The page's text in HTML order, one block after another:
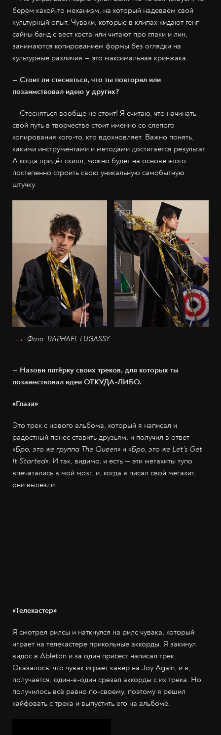
берём какой-то механизм, на который надеваем свой
культурный опыт. Чуваки, которые в клипах кидают генг
сайны банд с вест коста или читают про глаки и лин,
занимаются копированием формы без оглядки на
культурные различия — это максимальная кринжака.
— Стоит ли стесняться, что ты повторил или
позаимствовал идею у других?
— Стесняться вообще не стоит! Я считаю, что начинать
свой путь в творчестве стоит именно со слепого
копирования кого-то, кто вдохновляет. Важно понять,
какими инструментами и методами достигается результат.
А когда придёт скилл, можно будет на основе этого
постепенно строить свою уникальную самобытную
штучку.
Фото: RAPHAËL LUGASSY
— Назови пятёрку своих треков, для которых ты
позаимствовал идеи ОТКУДА-ЛИБО.
«Глаза»
Это трек с нового альбома, который я написал и
радостный понёс ставить друзьям, и получил в ответ
«Бро, это же группа The Queen» и «Бро, это же Let’s Get
It Started». И так, видимо, и есть — эти мегахиты тупо
впечатались в мой мозг, и, когда я писал свой мегахит,
они вылезли.
«Телекастер»
Я смотрел рилсы и наткнулся на рилс чувака, который
играет на телекастере прикольные аккорды. Я закинул
видос в Ableton и за один присест написал трек.
Оказалось, что чувак играет кавер на Joy Again, и я,
получается, один-в-один срезал аккорды с их трека. Но
получилось всё равно по-своему, поэтому я решил
кайфовать с трека и выпустить его на альбоме.